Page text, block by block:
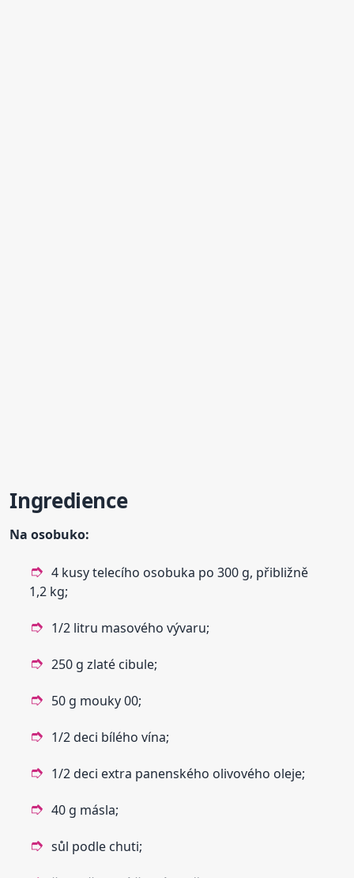
Ingredience
Naosobuko:
4 kusy telecího osobuka po 300 g, přibližně
1,2 kg;
1/2 litru masového vývaru;
250 g zlaté cibule;
50 g mouky 00;
1/2 deci bílého vína;
1/2 deci extra panenského olivového oleje;
40 g másla;
sůl podle chuti;